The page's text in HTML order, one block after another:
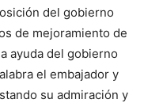
del gobierno
de mejoramiento de
ayuda del gobierno
el embajador y
su admiración y